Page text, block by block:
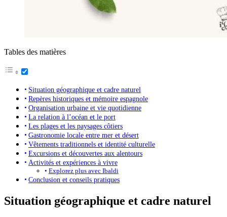
Tables des matières
Situation géographique et cadre naturel
Repères historiques et mémoire espagnole
Organisation urbaine et vie quotidienne
La relation à l’océan et le port
Les plages et les paysages côtiers
Gastronomie locale entre mer et désert
Vêtements traditionnels et identité culturelle
Excursions et découvertes aux alentours
Activités et expériences à vivre
Explorez plus avec Ibaldi
Conclusion et conseils pratiques
Situation géographique et cadre naturel